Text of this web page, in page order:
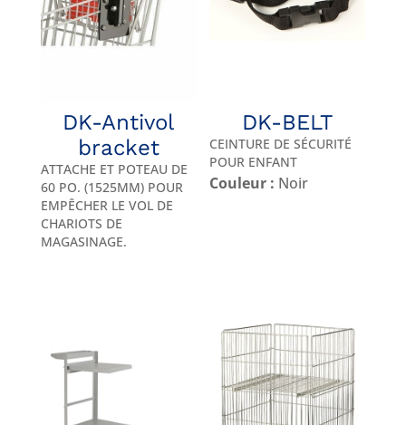
DK-Antivol
bracket
ATTACHE ET POTEAU DE
60 PO. (1525MM) POUR
EMPÊCHER LE VOL DE
CHARIOTS DE
MAGASINAGE.
DK-BELT
CEINTURE DE SÉCURITÉ
POUR ENFANT
Couleur : Noir